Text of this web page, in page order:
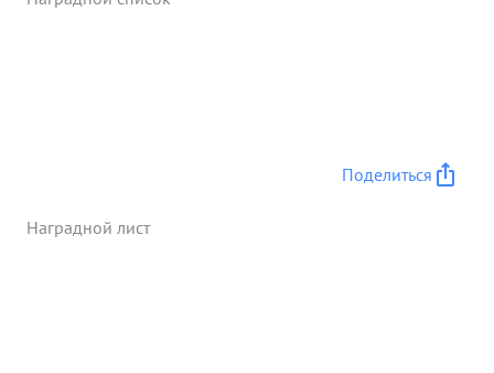
здоровье раненых и ту огромную пользу, которую
Поделиться
Наградной лист